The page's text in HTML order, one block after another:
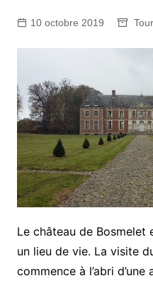
10 octobre 2019
Le château de Bosmelet
un lieu de vie. La visite
commence à l’abri